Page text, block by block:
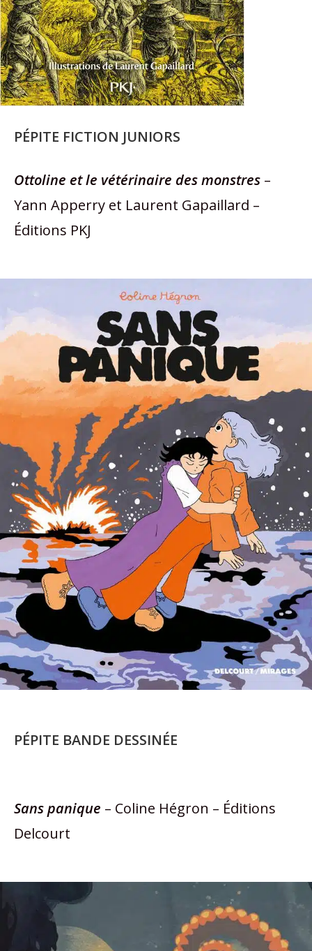
PÉPITE FICTION JUNIORS
Ottoline et le vétérinaire des monstres –
Yann Apperry et Laurent Gapaillard –
Éditions PKJ
PÉPITE BANDE DESSINÉE
Sans panique – Coline Hégron – Éditions
Delcourt